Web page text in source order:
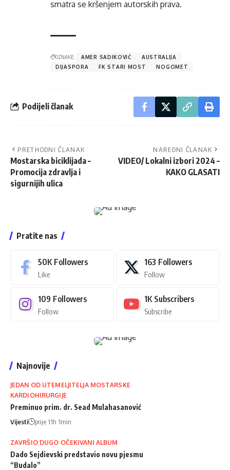
smatra se kršenjem autorskih prava.
OZNAKE: AMER SADIKOVIĆ
AUSTRALIJA
DIJASPORA
FK STARI MOST NOGOMET
Podijeli članak
PRETHODNI ČLANAK
Mostarska biciklijada –
Promocija zdravlja i
sigurnijih ulica
NAREDNI ČLANAK
VIDEO/ Lokalni izbori 2024 –
KAKO GLASATI
Pratite nas
50K Followers
Like
163 Followers
Follow
109 Followers
Follow
1K Subscribers
Subscribe
Najnovije
JEDAN OD UTEMELJITELJA MOSTARSKE
KARDIOHIRURGIJE
Preminuo prim. dr. Sead Mulahasanović
Vijesti prije 11h 1min
ZAVRŠIO DUGO OČEKIVANI ALBUM
Dado Sejdievski predstavio novu pjesmu
“Budalo”